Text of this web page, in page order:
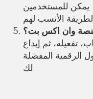
يمكن للمستخدمين
منصة وان اكس بت؟
تفعيله، ثم إيداع
الرقمية المفضلة
لك.